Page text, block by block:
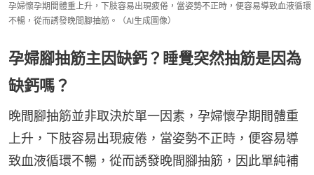
孕婦懷孕期間體重上升，下肢容易出現疲倦，當姿勢不正時，便容易導致血液循環
不暢，從而誘發晚間腳抽筋。（AI生成圖像）
孕婦腳抽筋主因缺鈣？睡覺突然抽筋是因為
缺鈣嗎？
晚間腳抽筋並非取決於單一因素，孕婦懷孕期間體重
上升，下肢容易出現疲倦，當姿勢不正時，便容易導
致血液循環不暢，從而誘發晚間腳抽筋，因此單純補